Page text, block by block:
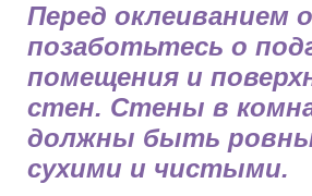
Перед оклеиванием
позаботьтесь о
помещения и
стен. Стены в
должны быть
сухими и чистыми.